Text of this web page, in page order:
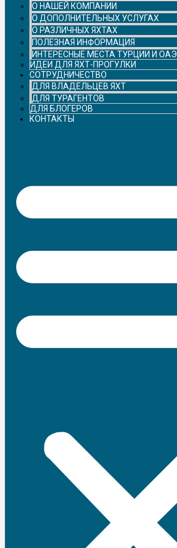
О НАШЕЙ КОМПАНИИ
О ДОПОЛНИТЕЛЬНЫХ УСЛУГАХ
О РАЗЛИЧНЫХ ЯХТАХ
ПОЛЕЗНАЯ ИНФОРМАЦИЯ
ИНТЕРЕСНЫЕ МЕСТА ТУРЦИИ И ОАЭ
ИДЕИ ДЛЯ ЯХТ-ПРОГУЛКИ
СОТРУДНИЧЕСТВО
ДЛЯ ВЛАДЕЛЬЦЕВ ЯХТ
ДЛЯ ТУРАГЕНТОВ
ДЛЯ БЛОГЕРОВ
КОНТАКТЫ